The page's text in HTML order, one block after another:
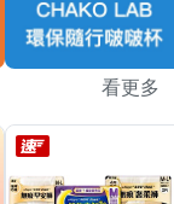
看更多